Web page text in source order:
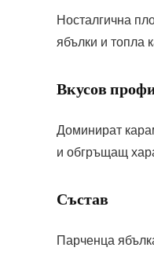
Носталгична
ябълки и топла
Вкусов
Доминират
и обгръщащ
Състав
Парченца